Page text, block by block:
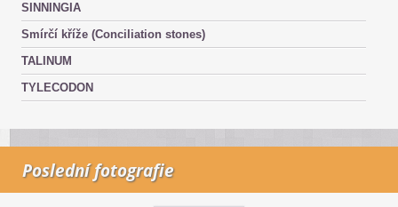
SINNINGIA
Smírčí kříže (Conciliation stones)
TALINUM
TYLECODON
Poslední fotografie